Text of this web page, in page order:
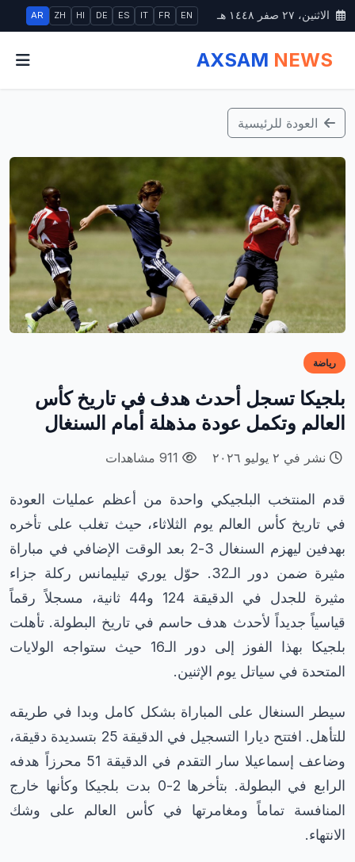
الاثنين، ٢٧ صفر ١٤٤٨ هـ EN
FR
IT
ES
DE
HI
ZH
AR
AXSAM NEWS
العودة للرئيسية
رياضة
بلجيكا تسجل أحدث هدف في تاريخ كأس
العالم وتكمل عودة مذهلة أمام السنغال
نشر في ٢ يوليو ٢٠٢٦
قدم المنتخب البلجيكي واحدة من أعظم عمليات العودة
في تاريخ كأس العالم يوم الثلاثاء، حيث تغلب على تأخره
بهدفين ليهزم السنغال 3-2 بعد الوقت الإضافي في مباراة
مثيرة ضمن دور الـ32. حوّل يوري تيليمانس ركلة جزاء
مثيرة للجدل في الدقيقة 124 و44 ثانية، مسجلاً رقماً
قياسياً جديداً لأحدث هدف حاسم في تاريخ البطولة. تأهلت
بلجيكا بهذا الفوز إلى دور الـ16 حيث ستواجه الولايات
المتحدة في سياتل يوم الإثنين.
سيطر السنغال على المباراة بشكل كامل وبدا في طريقه
للتأهل. افتتح ديارا التسجيل في الدقيقة 25 بتسديدة دقيقة،
وضاعف إسماعيلا سار التقدم في الدقيقة 51 محرزاً هدفه
الرابع في البطولة. بتأخرها 2-0 بدت بلجيكا وكأنها خارج
المنافسة تماماً ومغامرتها في كأس العالم على وشك
الانتهاء.